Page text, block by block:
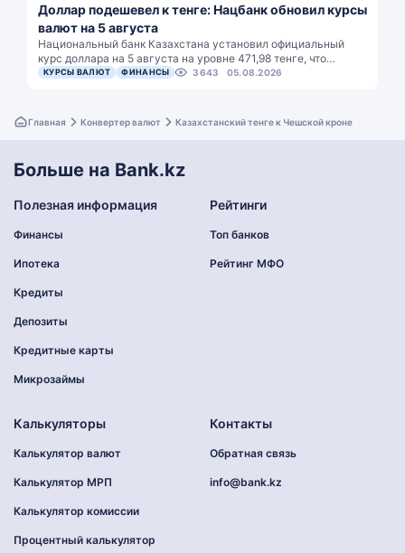
Доллар подешевел к тенге: Нацбанк обновил курсы
валют на 5 августа
Национальный банк Казахстана установил официальный
курс доллара на 5 августа на уровне 471,98 тенге, что…
КУРСЫ ВАЛЮТ ФИНАНСЫ 3643 05.08.2026
Главная Конвертер валют Казахстанский тенге к Чешской кроне
Больше на Bank.kz
Полезная информация
Финансы
Ипотека
Кредиты
Депозиты
Кредитные карты
Микрозаймы
Рейтинги
Топ банков
Рейтинг МФО
Калькуляторы
Калькулятор валют
Калькулятор МРП
Калькулятор комиссии
Процентный калькулятор
Контакты
Обратная связь
info@bank.kz